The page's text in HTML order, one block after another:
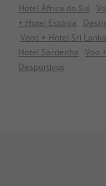
Hotel África do Sul
+ Hotel Estónia
Voos + Hotel Sri Lanka
Hotel Sardenha Voo
Desportivos